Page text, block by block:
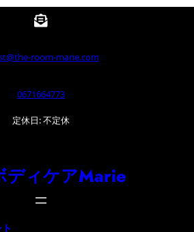
room-marie.com
0671664773
定休日: 不定休
ディケアMarie